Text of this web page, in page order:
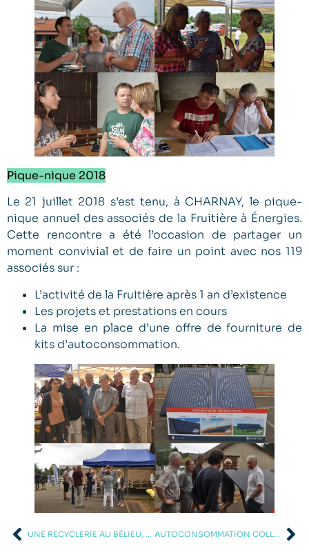
Pique-nique 2018
Le 21 juillet 2018 s’est tenu, à CHARNAY, le pique-
nique annuel des associés de la Fruitière à Énergies.
Cette rencontre a été l’occasion de partager un
moment convivial et de faire un point avec nos 119
associés sur :
L’activité de la Fruitière après 1 an d’existence
Les projets et prestations en cours
La mise en place d’une offre de fourniture de
kits d’autoconsommation.
UNE RECYCLERIE AU BÉLIEU, ET BIEN PLUS ! AUTOCONSOMMATION COLLECTIVE À PIREY